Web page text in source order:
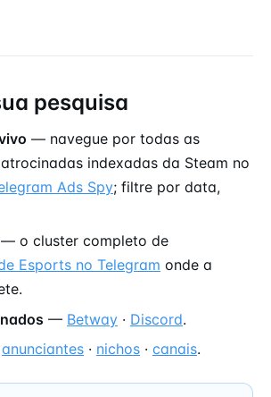
pesquisa
— navegue por todas as
indexadas da Steam no
Ads Spy; filtre por data,
— o cluster completo de
Esports no Telegram onde a
— Betway · Discord.
anunciantes · nichos · canais.